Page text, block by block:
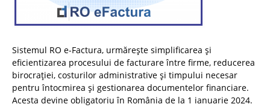
Sistemul RO e-Factura, urmărește simplificarea și
eficientizarea procesului de facturare între firme, reducerea
birocrației, costurilor administrative și timpului necesar
pentru întocmirea și gestionarea documentelor financiare.
Acesta devine obligatoriu în România de la 1 ianuarie 2024.